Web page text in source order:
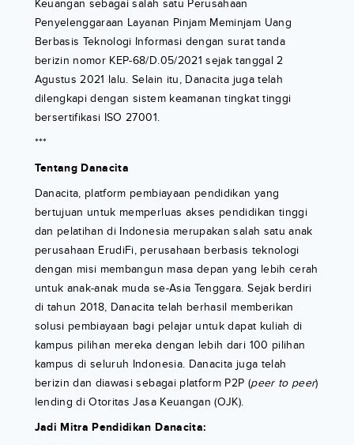
Keuangan sebagai salah satu Perusahaan
Penyelenggaraan Layanan Pinjam Meminjam Uang
Berbasis Teknologi Informasi dengan surat tanda
berizin nomor KEP-68/D.05/2021 sejak tanggal 2
Agustus 2021 lalu. Selain itu, Danacita juga telah
dilengkapi dengan sistem keamanan tingkat tinggi
bersertifikasi ISO 27001.
***
Tentang Danacita
Danacita, platform pembiayaan pendidikan yang
bertujuan untuk memperluas akses pendidikan tinggi
dan pelatihan di Indonesia merupakan salah satu anak
perusahaan ErudiFi, perusahaan berbasis teknologi
dengan misi membangun masa depan yang lebih cerah
untuk anak-anak muda se-Asia Tenggara. Sejak berdiri
di tahun 2018, Danacita telah berhasil memberikan
solusi pembiayaan bagi pelajar untuk dapat kuliah di
kampus pilihan mereka dengan lebih dari 100 pilihan
kampus di seluruh Indonesia. Danacita juga telah
berizin dan diawasi sebagai platform P2P (peer to peer)
lending di Otoritas Jasa Keuangan (OJK).
Jadi Mitra Pendidikan Danacita: